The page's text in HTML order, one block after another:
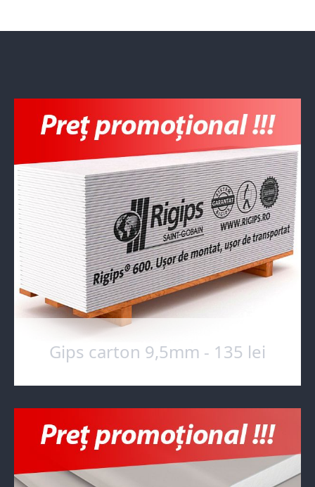
Gips carton 9,5mm - 135 lei